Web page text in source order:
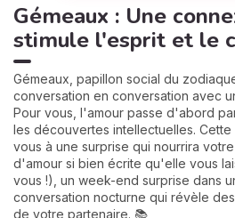
Gémeaux : Une
stimule l'esprit et le
Gémeaux, papillon social du
conversation en conversation avec
Pour vous, l'amour passe d'abord
les découvertes intellectuelles.
vous à une surprise qui nourrira
d'amour si bien écrite qu'elle vous
vous !), un week-end surprise dans
conversation nocturne qui révèle
de votre partenaire. 📚